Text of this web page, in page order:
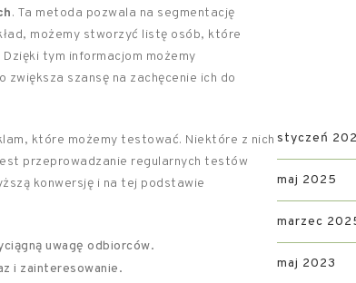
. Ta metoda pozwala na segmentację
możemy stworzyć listę osób, które
tym informacjom możemy
szansę na zachęcenie ich do
które możemy testować. Niektóre z nich
przeprowadzanie regularnych testów
konwersję i na tej podstawie
uwagę odbiorców.
i zainteresowanie.
styczeń
maj 2025
marzec
maj 2023